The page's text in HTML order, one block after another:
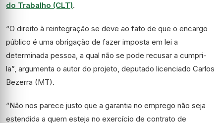
do Trabalho (CLT).
“O direito à reintegração se deve ao fato de que o encargo
público é uma obrigação de fazer imposta em lei a
determinada pessoa, a qual não se pode recusar a cumpri-
la”, argumenta o autor do projeto, deputado licenciado Carlos
Bezerra (MT).
“Não nos parece justo que a garantia no emprego não seja
estendida a quem esteja no exercício de contrato de